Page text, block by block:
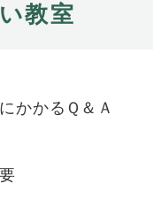
教室
かかるＱ＆Ａ